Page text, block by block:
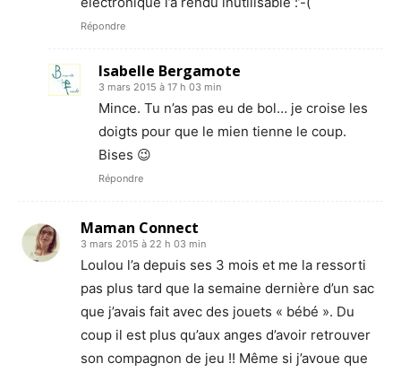
Répondre
Isabelle Bergamote
3 mars 2015 à 17 h 03 min
Mince. Tu n’as pas eu de bol… je croise les
doigts pour que le mien tienne le coup.
Bises 😉
Répondre
Maman Connect
3 mars 2015 à 22 h 03 min
Loulou l’a depuis ses 3 mois et me la ressorti
pas plus tard que la semaine dernière d’un sac
que j’avais fait avec des jouets « bébé ». Du
coup il est plus qu’aux anges d’avoir retrouver
son compagnon de jeu !! Même si j’avoue que